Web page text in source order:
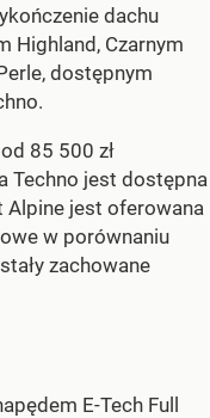
dachu
Highland, Czarnym
dostępnym
85 500 zł
Techno jest dostępna
Alpine jest oferowana
w porównaniu
zachowane
E-Tech Full